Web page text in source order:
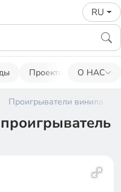
RU
Проекторы О НАС
Проигрыватели винила